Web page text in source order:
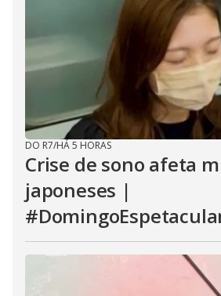
DO R7/HÁ 5 HORAS
Crise de sono afeta
japoneses |